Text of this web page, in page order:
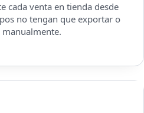
cada venta en tienda desde
no tengan que exportar o